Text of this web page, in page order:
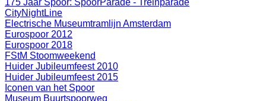
175 Jaar Spoor: SpoorParade - Treinparade
CityNightLine
Electrische Museumtramlijn Amsterdam
Eurospoor 2012
Eurospoor 2018
FStM Stoomweekend
Huider Jubileumfeest 2010
Huider Jubileumfeest 2015
Iconen van het Spoor
Museum Buurtspoorweg